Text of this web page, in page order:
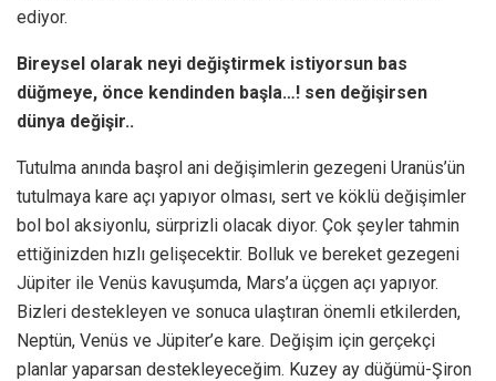
ediyor.
Bireysel olarak neyi değiştirmek istiyorsun bas
düğmeye, önce kendinden başla…! sen değişirsen
dünya değişir..
Tutulma anında başrol ani değişimlerin gezegeni Uranüs’ün
tutulmaya kare açı yapıyor olması, sert ve köklü değişimler
bol bol aksiyonlu, sürprizli olacak diyor. Çok şeyler tahmin
ettiğinizden hızlı gelişecektir. Bolluk ve bereket gezegeni
Jüpiter ile Venüs kavuşumda, Mars’a üçgen açı yapıyor.
Bizleri destekleyen ve sonuca ulaştıran önemli etkilerden,
Neptün, Venüs ve Jüpiter’e kare. Değişim için gerçekçi
planlar yaparsan destekleyeceğim. Kuzey ay düğümü-Şiron